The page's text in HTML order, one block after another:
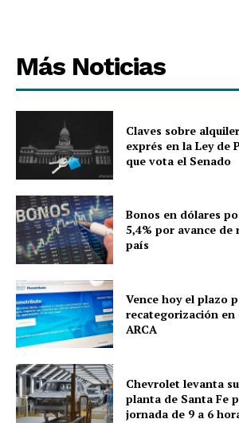
Más Noticias
Claves sobre
exprés en la Ley de
que vota el Senado
Bonos en dólares
5,4% por avance de
país
Vence hoy el plazo
recategorización
ARCA
Chevrolet levanta
planta de Santa Fe
jornada de 9 a 6